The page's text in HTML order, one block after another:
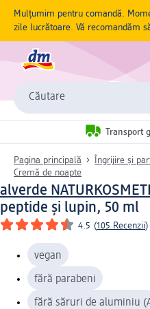
Mulțumim pentru comandă.
zile lucrătoare. Vă recomandăm
Căutare
Transport
Pagina principală Îngrijire și
Cremă de noapte
alverde
peptide și lupin, 50 ml
4.5 (105 Recenzii)
vegan
fără parabeni
fără săruri de aluminiu